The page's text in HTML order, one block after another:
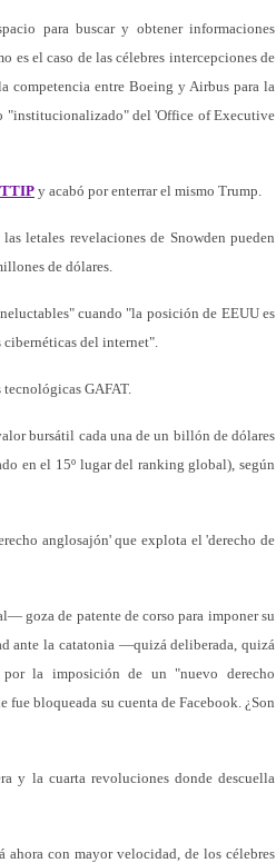
para buscar y obtener informaciones
es el caso de las célebres intercepciones de
competencia entre Boeing y Airbus para la
"institucionalizado" del 'Office of Executive
TTIP y acabó por enterrar el mismo Trump.
letales revelaciones de Snowden pueden
de dólares.
cuando "la posición de EEUU es
cibernéticas del internet".
GAFAT.
bursátil cada una de un billón de dólares
en el 15º lugar del ranking global), según
anglosajón' que explota el 'derecho de
goza de patente de corso para imponer su
ante la catatonia —quizá deliberada, quizá
por la imposición de un "nuevo derecho
bloqueada su cuenta de Facebook. ¿Son
y la cuarta revoluciones donde descuella
con mayor velocidad, de los célebres